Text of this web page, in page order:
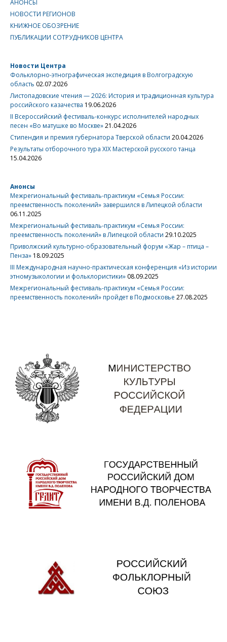
АНОНСЫ
НОВОСТИ РЕГИОНОВ
КНИЖНОЕ ОБОЗРЕНИЕ
ПУБЛИКАЦИИ СОТРУДНИКОВ ЦЕНТРА
Новости Центра
Фольклорно-этнографическая экспедиция в Волгоградскую
область 02.07.2026
Листопадовские чтения — 2026: История и традиционная культура
российского казачества 19.06.2026
II Всероссийский фестиваль-конкурс исполнителей народных
песен «Во матушке во Москве»21.04.2026
Стипендия и премия губернатора Тверской области 20.04.2026
Результаты отборочного тура XIX Мастерской русского танца
15.04.2026
Анонсы
Межрегиональный фестиваль-практикум «Семья России:
преемственность поколений» завершился в Липецкой области
06.11.2025
Межрегиональный фестиваль-практикум «Семья России:
преемственность поколений» в Липецкой области 29.10.2025
Приволжский культурно-образовательный форум «Жар – птица –
Пенза» 18.09.2025
III Международная научно-практическая конференция «Из истории
этномузыкологии и фольклористики» 08.09.2025
Межрегиональный фестиваль-практикум «Семья России:
преемственность поколений» пройдет в Подмосковье 27.08.2025